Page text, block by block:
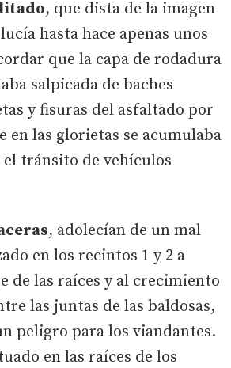
, que dista de la imagen
hasta hace apenas unos
que la capa de rodadura
salpicada de baches
y fisuras del asfaltado por
en las glorietas se acumulaba
tránsito de vehículos
, adolecían de un mal
en los recintos 1 y 2 a
de las raíces y al crecimiento
las juntas de las baldosas,
peligro para los viandantes.
en las raíces de los